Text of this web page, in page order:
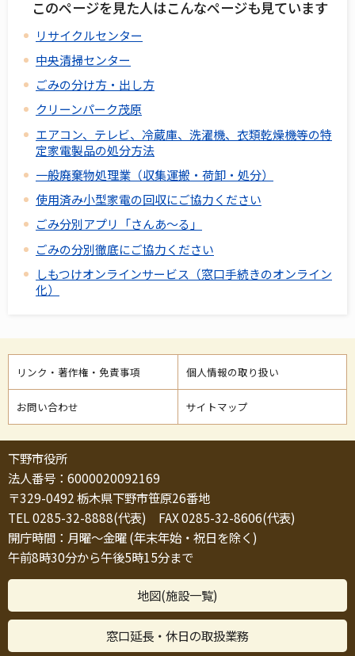
このページを見た人はこんなページも見ています
リサイクルセンター
中央清掃センター
ごみの分け方・出し方
クリーンパーク茂原
エアコン、テレビ、冷蔵庫、洗濯機、衣類乾燥機等の特
定家電製品の処分方法
一般廃棄物処理業（収集運搬・荷卸・処分）
使用済み小型家電の回収にご協力ください
ごみ分別アプリ「さんあ～る」
ごみの分別徹底にご協力ください
しもつけオンラインサービス（窓口手続きのオンライン
化）
リンク・著作権・免責事項 個人情報の取り扱い
お問い合わせ サイトマップ
下野市役所
法人番号：6000020092169
〒329-0492 栃木県下野市笹原26番地
TEL 0285-32-8888(代表) FAX 0285-32-8606(代表)
開庁時間：月曜～金曜 (年末年始・祝日を除く)
午前8時30分から午後5時15分まで
地図(施設一覧)
窓口延長・休日の取扱業務